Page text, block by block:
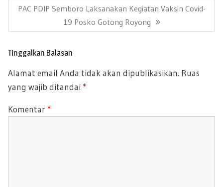
p
s
I
S
O
S
T
:
N
X
O
S
:
PAC PDIP Semboro Laksanakan Kegiatan Vaksin Covid-
19 Posko Gotong Royong
Tinggalkan Balasan
Alamat email Anda tidak akan dipublikasikan. Ruas
yang wajib ditandai *
Komentar *